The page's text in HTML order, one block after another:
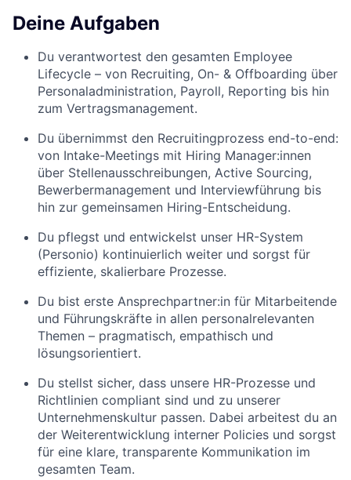
Deine Aufgaben
Du verantwortest den gesamten Employee
Lifecycle – von Recruiting, On- & Offboarding über
Personaladministration, Payroll, Reporting bis hin
zum Vertragsmanagement.
Du übernimmst den Recruitingprozess end-to-end:
von Intake-Meetings mit Hiring Manager:innen
über Stellenausschreibungen, Active Sourcing,
Bewerbermanagement und Interviewführung bis
hin zur gemeinsamen Hiring-Entscheidung.
Du pflegst und entwickelst unser HR-System
(Personio) kontinuierlich weiter und sorgst für
effiziente, skalierbare Prozesse.
Du bist erste Ansprechpartner:in für Mitarbeitende
und Führungskräfte in allen personalrelevanten
Themen – pragmatisch, empathisch und
lösungsorientiert.
Du stellst sicher, dass unsere HR-Prozesse und
Richtlinien compliant sind und zu unserer
Unternehmenskultur passen. Dabei arbeitest du an
der Weiterentwicklung interner Policies und sorgst
für eine klare, transparente Kommunikation im
gesamten Team.